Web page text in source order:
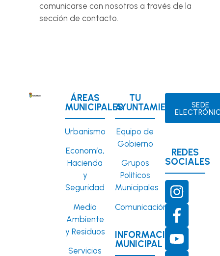
comunicarse con nosotros a través de la
sección de contacto.
ÁREAS
MUNICIPALES
Urbanismo
Economía,
Hacienda
y
Seguridad
Medio
Ambiente
y Residuos
Servicios
TU
AYUNTAMIENTO
Equipo de
Gobierno
Grupos
Políticos
Municipales
Comunicación
INFORMACIÓN
MUNICIPAL
SEDE
REDES
SOCIALES